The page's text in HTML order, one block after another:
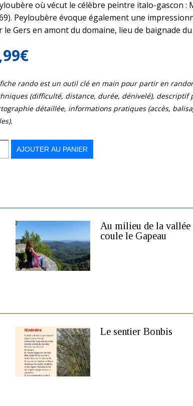
où vécut le célèbre peintre italo-gascon :
Peyloubère évoque également une
le Gers en amont du domaine, lieu de baignade
€
rando est un outil clé en main pour partir en
(difficulté, distance, durée, dénivelé), descriptif
détaillée, informations pratiques (accès,
AJOUTER AU PANIER
Au milieu de la vallée
coule le Gapeau
Le sentier Bonbis